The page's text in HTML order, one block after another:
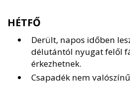
HÉTFŐ
Derült, napos időben
délutántól nyugat felől
érkezhetnek.
Csapadék nem